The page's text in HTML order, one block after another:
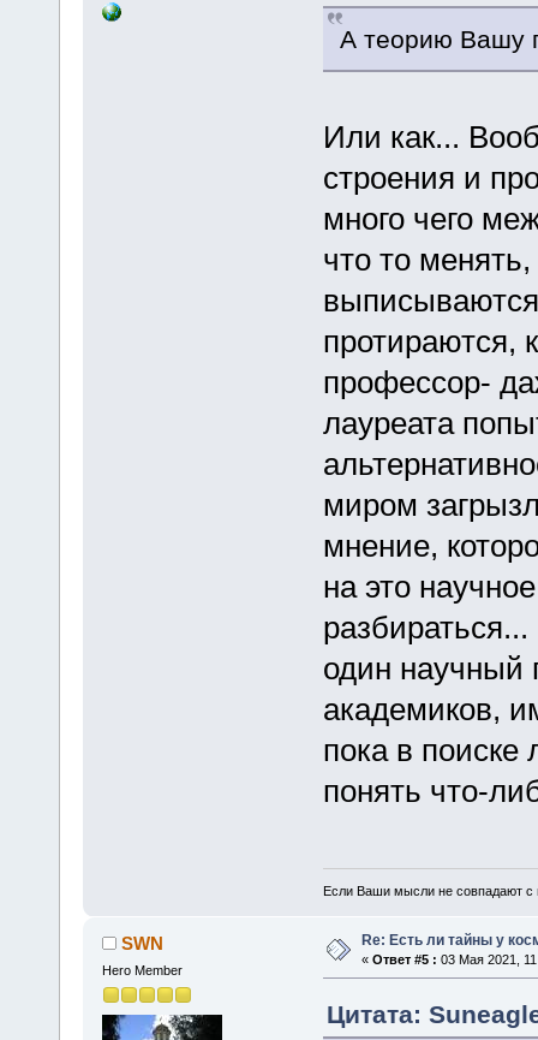
А теорию Вашу
Или как...
строения и
много чего
что то
протираются,
профессор-
лауреата
миром
мнение,
на это
один научный
академиков,
пока в
понять что-
Если Ваши мысли не совпадают с
SWN
Hero Member
Re: Есть ли тайны у
« Ответ #5 : 03 Мая 2021,
Цитата: